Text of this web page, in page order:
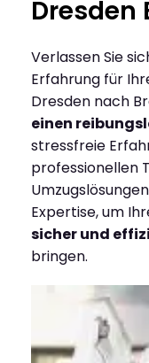
Dresden
Verlassen Sie
Erfahrung für
Dresden nach
einen
stressfreie
professionellen
Expertise, um
sicher und
bringen.